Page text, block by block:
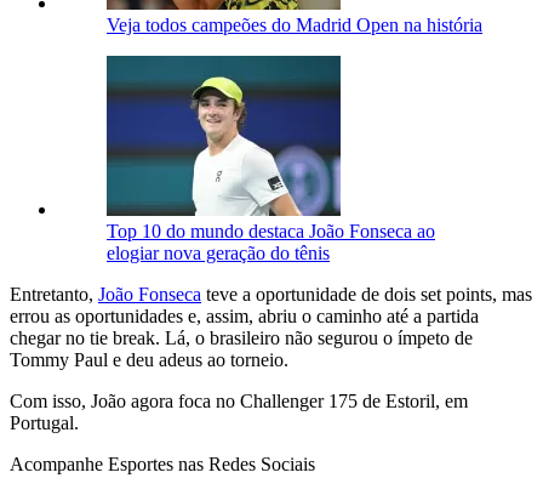
Veja todos campeões do Madrid Open na história
Top 10 do mundo destaca João Fonseca ao
elogiar nova geração do tênis
Entretanto, João Fonseca teve a oportunidade de dois set points, mas
errou as oportunidades e, assim, abriu o caminho até a partida
chegar no tie break. Lá, o brasileiro não segurou o ímpeto de
Tommy Paul e deu adeus ao torneio.
Com isso, João agora foca no Challenger 175 de Estoril, em
Portugal.
Acompanhe Esportes nas Redes Sociais